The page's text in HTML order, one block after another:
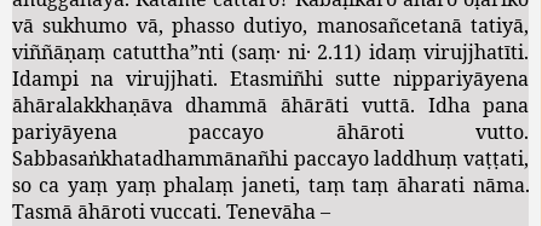
vā sukhumo vā, phasso dutiyo, manosañcetanā tatiyā,
viññāṇaṃ catuttha”nti(saṃ· ni· 2.11)idaṃ virujjhatīti.
Idampi na virujjhati.Etasmiñhi sutte nippariyāyena
āhāralakkhaṇāva dhammā āhārāti vuttā. Idha pana
pariyāyena
paccayo āhāroti vutto.
Sabbasaṅkhatadhammānañhi paccayo laddhuṃ vaṭṭati,
so ca yaṃ yaṃ phalaṃ janeti, taṃ taṃ āharati nāma.
Tasmā āhāroti vuccati. Tenevāha–